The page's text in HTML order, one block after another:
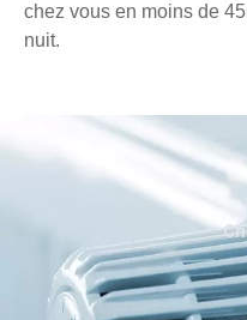
chez vous en moins de
nuit.